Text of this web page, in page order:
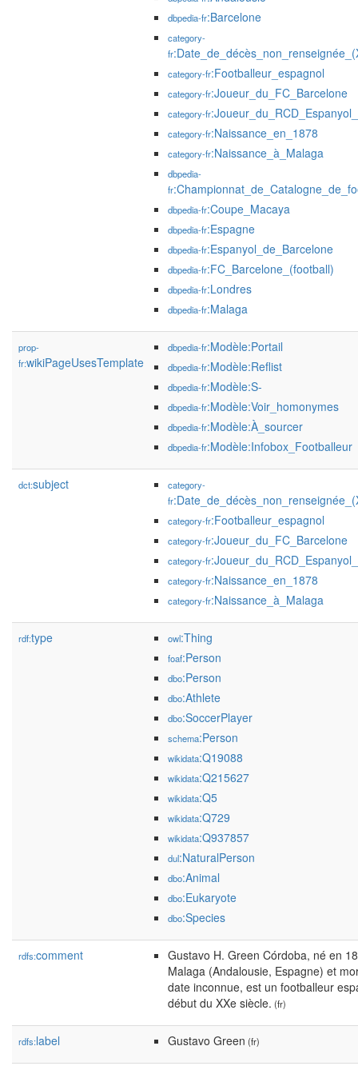
dbpedia-fr:Barcelone
category-
fr
category-fr:Footballeur_espagnol
category-fr:Joueur_du_FC_Barcelone
category-fr
category-fr:Naissance_en_1878
category-fr:Naissance_à_Malaga
dbpedia-
fr
dbpedia-fr:Coupe_Macaya
dbpedia-fr:Espagne
dbpedia-fr:Espanyol_de_Barcelone
dbpedia-fr:FC_Barcelone_(football)
dbpedia-fr:Londres
dbpedia-fr:Malaga
prop-
fr:wikiPageUsesTemplate
dbpedia-fr:Modèle:Portail
dbpedia-fr:Modèle:Reflist
dbpedia-fr:Modèle:S-
dbpedia-fr:Modèle:Voir_homonymes
dbpedia-fr:Modèle:À_sourcer
dbpedia-fr:Modèle:Infobox_Footballeur
dct:subject
category-
fr
category-fr:Footballeur_espagnol
category-fr:Joueur_du_FC_Barcelone
category-fr
category-fr:Naissance_en_1878
category-fr:Naissance_à_Malaga
rdf:type owl:Thing
foaf:Person
dbo:Person
dbo:Athlete
dbo:SoccerPlayer
schema:Person
wikidata:Q19088
wikidata:Q215627
wikidata:Q5
wikidata:Q729
wikidata:Q937857
dul:NaturalPerson
dbo:Animal
dbo:Eukaryote
dbo:Species
rdfs:comment
Gustavo H. Green Córdoba, né en
Malaga (Andalousie, Espagne) et
date inconnue, est un footballeur
début du XXe siècle. (fr)
rdfs:label Gustavo Green (fr)